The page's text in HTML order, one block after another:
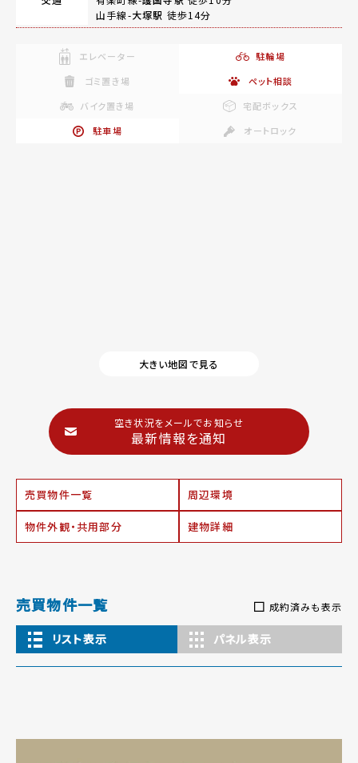
山手線-大塚駅 徒歩14分
エレベーター
駐輪場
ゴミ置き場
ペット相談
バイク置き場
宅配ボックス
駐車場
オートロック
大きい地図で見る
空き状況をメールでお知らせ
最新情報を通知
売買物件一覧 周辺環境
物件外観・共用部分 建物詳細
売買物件一覧 成約済みも表示
リスト表示 パネル表示